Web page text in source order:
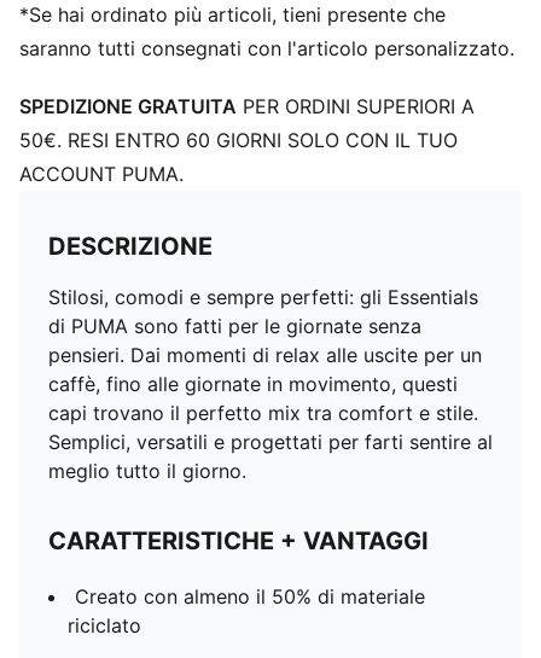
*Se hai ordinato più articoli, tieni presente che
saranno tutti consegnati con l'articolo personalizzato.
SPEDIZIONE GRATUITA PER ORDINI SUPERIORI A
50€. RESI ENTRO 60 GIORNI SOLO CON IL TUO
ACCOUNT PUMA.
DESCRIZIONE
Stilosi, comodi e sempre perfetti: gli Essentials
di PUMA sono fatti per le giornate senza
pensieri. Dai momenti di relax alle uscite per un
caffè, fino alle giornate in movimento, questi
capi trovano il perfetto mix tra comfort e stile.
Semplici, versatili e progettati per farti sentire al
meglio tutto il giorno.
CARATTERISTICHE + VANTAGGI
Creato con almeno il 50% di materiale
riciclato